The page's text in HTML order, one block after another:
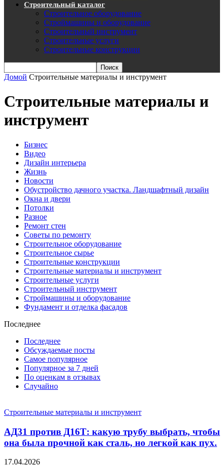
Строительный каталог
Строительное оборудование
Строймашины и оборудование
Строительный инструмент
Строительные услуги
Строительные конструкции
Домой Строительные материалы и инструмент
Строительные материалы и
инструмент
Бизнес
Видео
Дизайн интерьера
Жизнь
Новости
Обустройство дачного участка. Ландшафтный дизайн
Окна и двери
Потолки
Разное
Ремонт стен
Советы по ремонту
Строительное оборудование
Строительное сырье
Строительные конструкции
Строительные материалы и инструмент
Строительные услуги
Строительный инструмент
Строймашины и оборудование
Фундамент и отделка фасадов
Последнее
Последнее
Обсуждаемые посты
Самое популярное
Популярное за 7 дней
По оценкам в отзывах
Случайно
Строительные материалы и инструмент
АД31 против Д16Т: какую трубу выбрать, чтобы
она была прочной как сталь, но легкой как пух.
17.04.2026